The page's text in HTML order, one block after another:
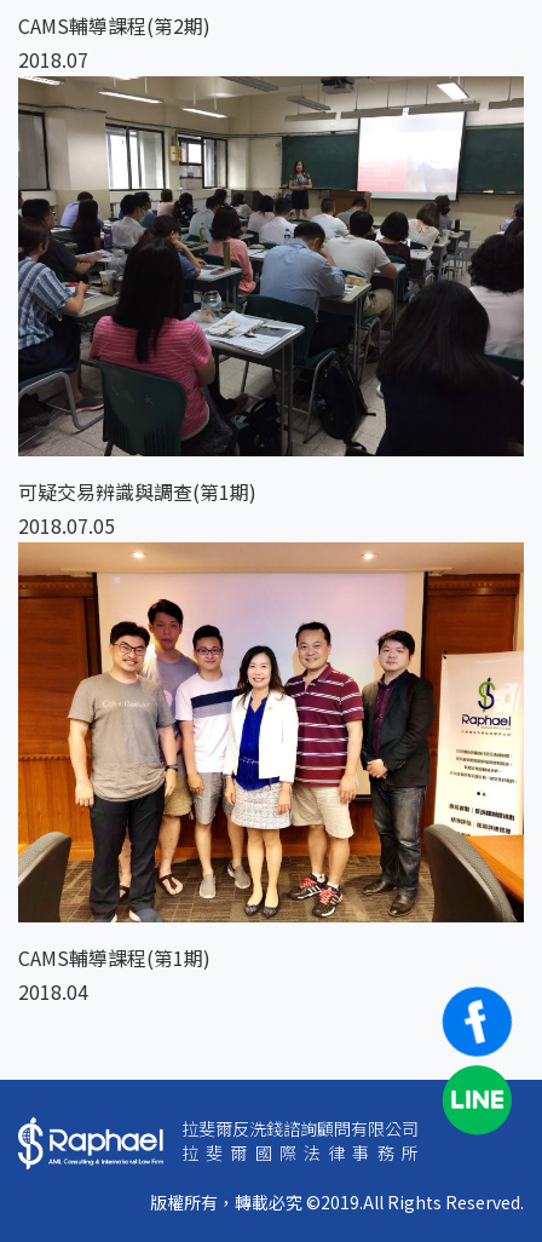
CAMS輔導課程(第2期)
2018.07
可疑交易辨識與調查(第1期)
2018.07.05
CAMS輔導課程(第1期)
2018.04
拉斐爾反洗錢諮詢顧問有限公司
拉斐爾國際法律事務所
版權所有，轉載必究 ©2019.All Rights Reserved.